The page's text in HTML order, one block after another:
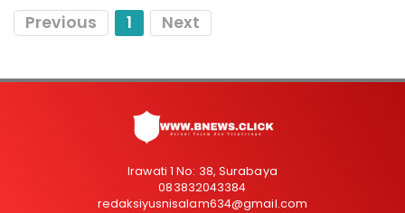
Previous 1 Next
Irawati 1 No: 38, Surabaya
083832043384
redaksiyusnisalam634@gmail.com